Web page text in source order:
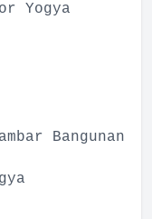
Yogya
Bangunan